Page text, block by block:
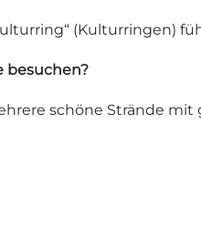
(Kulturringen)
besuchen?
schöne Strände